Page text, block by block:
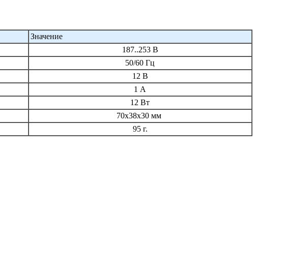
Значение
187..253 В
50/60 Гц
12 В
1 А
12 Вт
70х38х30 мм
95 г.